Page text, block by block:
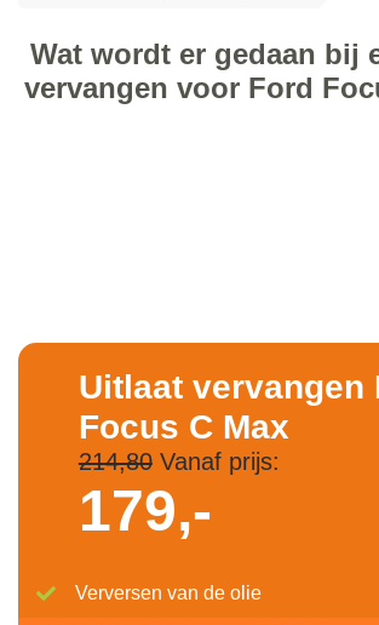
Wat wordt er gedaan bij
vervangen voor Ford
Uitlaat vervangen
Focus C Max
214,80Vanaf prijs:
179,-
Verversen van de olie